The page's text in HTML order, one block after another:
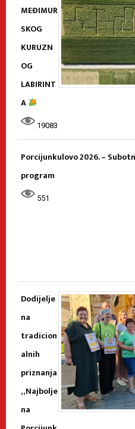
MEĐIMUR
SKOG
KURUZN
OG
LABIRINT
A
19083
Porcijunkulovo 2026. –
program
551
Dodijelje
na
tradicion
alnih
priznanja
„Najbolje
na